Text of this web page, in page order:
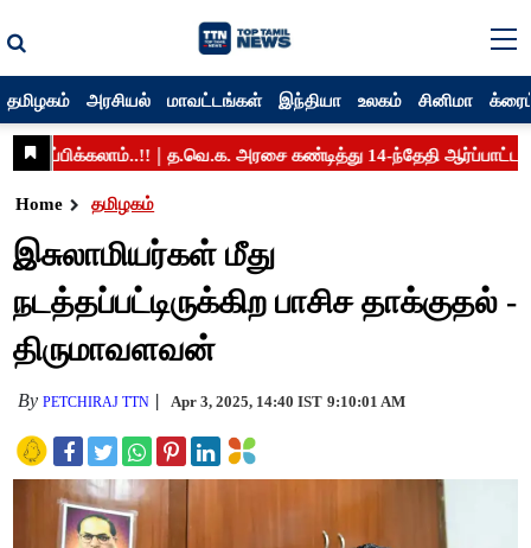
தமிழகம் அரசியல் மாவட்டங்கள் இந்தியா உலகம் சினிமா
Home தமிழகம்
இசுலாமியர்கள் மீது
நடத்தப்பட்டிருக்கிற பாசிச தாக்குதல் -
திருமாவளவன்
ByPETCHIRAJ TTN Apr 3, 2025, 14:40 IST 9:10:01 AM